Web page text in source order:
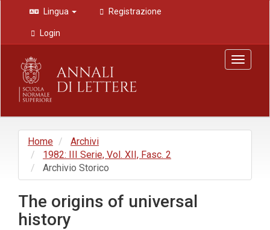
Navigazione
principale
Contenuto
principale
Barra
laterale
Lingua Registrazione
Login
Toggle
Home
Archivi
1982: III Serie, Vol. XII, Fasc. 2
Archivio Storico
The origins of universal
history